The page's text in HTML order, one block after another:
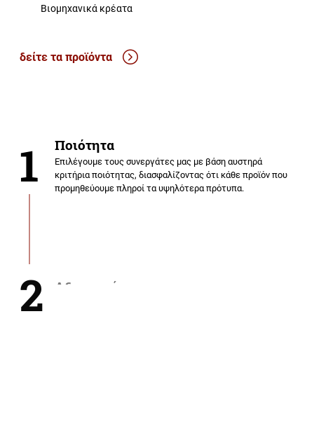
Βιομηχανικά κρέατα
δείτε τα προϊόντα
1 Ποιότητα
Επιλέγουμε τους συνεργάτες μας με βάση αυστηρά
κριτήρια ποιότητας, διασφαλίζοντας ότι κάθε προϊόν που
προμηθεύουμε πληροί τα υψηλότερα πρότυπα.
2